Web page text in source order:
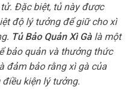
Đặc biệt, tủ này được
độ lý tưởng để giữ cho xì
Tủ Bảo Quản Xì Gàlà một
bảo quản và thưởng thức
đảm bảo rằng xì gà của
kiện lý tưởng.